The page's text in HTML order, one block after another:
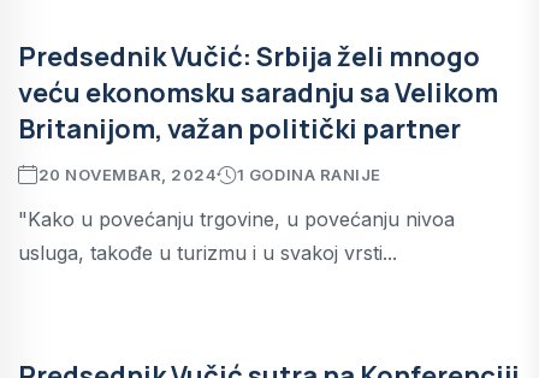
Predsednik Vučić: Srbija želi mnogo
veću ekonomsku saradnju sa Velikom
Britanijom, važan politički partner
20 NOVEMBAR, 2024 1 GODINA RANIJE
"Kako u povećanju trgovine, u povećanju nivoa
usluga, takođe u turizmu i u svakoj vrsti...